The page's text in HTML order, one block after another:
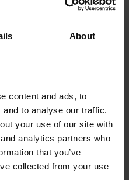
About
content and ads, to
to analyse our traffic.
your use of our site with
analytics partners who
that you’ve
collected from your use